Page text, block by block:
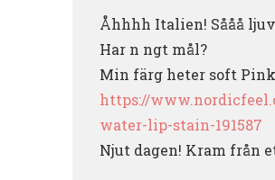
Åhhhh Italien! Sååå
Har n ngt mål?
Min färg heter soft Pink
https://
water-lip-stain-191587
Njut dagen! Kram från